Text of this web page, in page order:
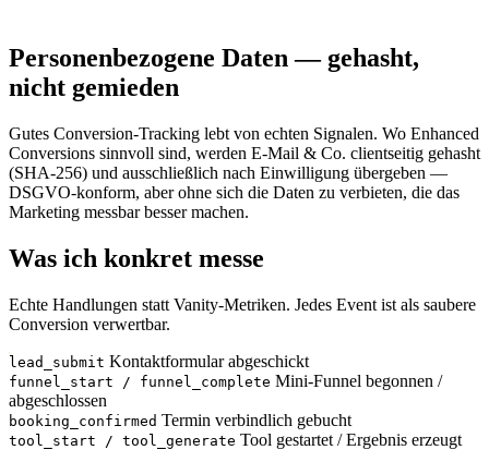
Personenbezogene Daten — gehasht,
nicht gemieden
Gutes Conversion-Tracking lebt von echten Signalen. Wo Enhanced
Conversions sinnvoll sind, werden E-Mail & Co. clientseitig gehasht
(SHA-256) und ausschließlich nach Einwilligung übergeben —
DSGVO-konform, aber ohne sich die Daten zu verbieten, die das
Marketing messbar besser machen.
Was ich konkret messe
Echte Handlungen statt Vanity-Metriken. Jedes Event ist als saubere
Conversion verwertbar.
lead_submit Kontaktformular abgeschickt
funnel_start / funnel_complete Mini-Funnel begonnen /
abgeschlossen
booking_confirmed Termin verbindlich gebucht
tool_start / tool_generate Tool gestartet / Ergebnis erzeugt